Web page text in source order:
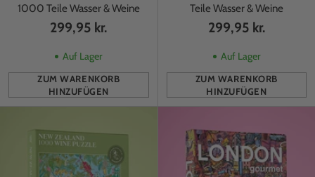
1000 Teile Wasser & Weine
299,95 kr.
Auf Lager
ZUM WARENKORB
HINZUFÜGEN
Anzahl
Teile Wasser & Weine
299,95 kr.
Auf Lager
ZUM WARENKORB
HINZUFÜGEN
Anzahl